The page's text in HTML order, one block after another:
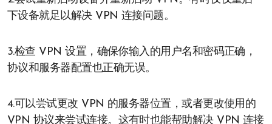
下设备就足以解决 VPN 连接问题。
3.检查 VPN 设置，确保你输入的用户名和密码正确，
协议和服务器配置也正确无误。
4.可以尝试更改 VPN 的服务器位置，或者更改使用的
VPN 协议来尝试连接。这有时也能帮助解决 VPN 连接